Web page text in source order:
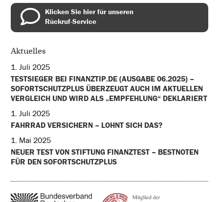
Klicken Sie hier für unseren
Rückruf-Service
Aktuelles
1. Juli 2025
TESTSIEGER BEI FINANZTIP.DE (AUSGABE 06.2025) –
SOFORTSCHUTZPLUS ÜBERZEUGT AUCH IM AKTUELLEN
VERGLEICH UND WIRD ALS „EMPFEHLUNG“ DEKLARIERT
1. Juli 2025
FAHRRAD VERSICHERN – LOHNT SICH DAS?
1. Mai 2025
NEUER TEST VON STIFTUNG FINANZTEST – BESTNOTEN
FÜR DEN SOFORTSCHUTZPLUS